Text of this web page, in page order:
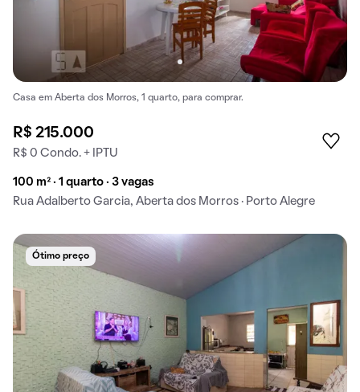
Casa em Aberta dos Morros, 1 quarto, para comprar.
R$ 215.000
R$ 0 Condo. + IPTU
100 m² · 1 quarto · 3 vagas
Rua Adalberto Garcia, Aberta dos Morros · Porto Alegre
Ótimo preço